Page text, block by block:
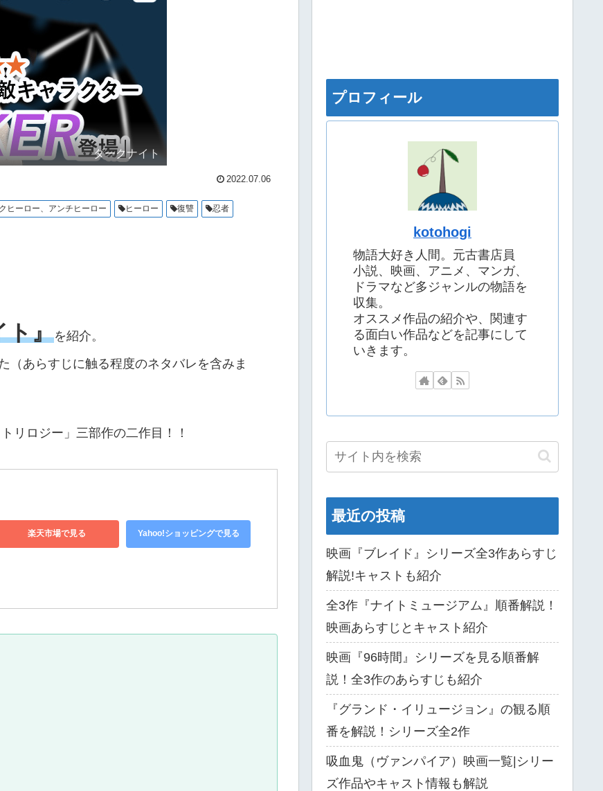
ダークナイト
2022.07.06
ヒーロー、アンチヒーロー ヒーロー 復讐 忍者
ト』を紹介。
（あらすじに触る程度のネタバレを含みま
リロジー」三部作の二作目！！
楽天市場で見る Yahoo!ショッピングで見る
プロフィール
kotohogi
物語大好き人間。元古書店員
小説、映画、アニメ、マンガ、
ドラマなど多ジャンルの物語を
収集。
オススメ作品の紹介や、関連す
る面白い作品などを記事にして
いきます。
最近の投稿
映画『ブレイド』シリーズ全3作あらすじ
解説!キャストも紹介
全3作『ナイトミュージアム』順番解説！
映画あらすじとキャスト紹介
映画『96時間』シリーズを見る順番解
説！全3作のあらすじも紹介
『グランド・イリュージョン』の観る順
番を解説！シリーズ全2作
吸血鬼（ヴァンパイア）映画一覧|シリー
ズ作品やキャスト情報も解説